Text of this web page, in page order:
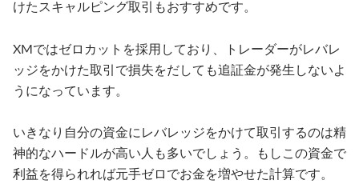
けたスキャルピング取引もおすすめです。
XMではゼロカットを採用しており、トレーダーがレバレ
ッジをかけた取引で損失をだしても追証金が発生しないよ
うになっています。
いきなり自分の資金にレバレッジをかけて取引するのは精
神的なハードルが高い人も多いでしょう。もしこの資金で
利益を得られれば元手ゼロでお金を増やせた計算です。